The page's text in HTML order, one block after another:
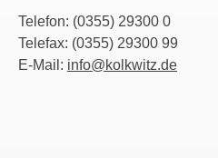
Telefon: (0355) 29300 0
Telefax: (0355) 29300 99
E-Mail: info@kolkwitz.de